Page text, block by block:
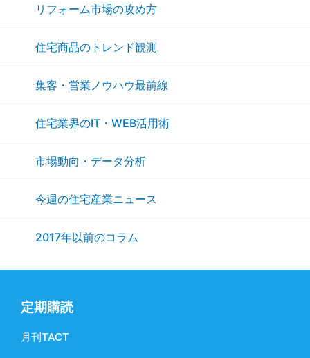
リフォーム市場の攻め方
住宅商品のトレンド観測
集客・営業ノウハウ最前線
住宅業界のIT・WEB活用術
市場動向・データ分析
今週の住宅産業ニュース
2017年以前のコラム
定期購読
月刊TACT